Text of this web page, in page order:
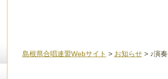
島根県合唱連盟Webサイト > お知らせ> ♪演